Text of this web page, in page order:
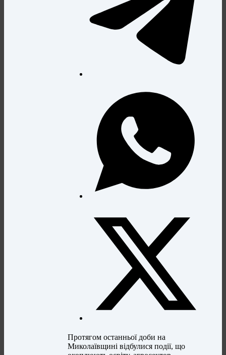
Протягом останньої доби на
Миколаївщині відбулися події, що